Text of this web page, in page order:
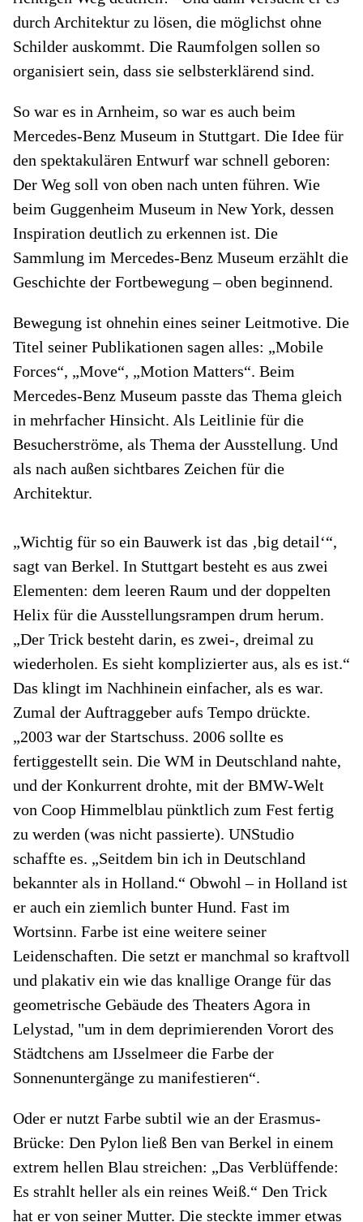
durch Architektur zu lösen, die möglichst ohne
Schilder auskommt. Die Raumfolgen sollen so
organisiert sein, dass sie selbsterklärend sind.
So war es in Arnheim, so war es auch beim
Mercedes-Benz Museum in Stuttgart. Die Idee für
den spektakulären Entwurf war schnell geboren:
Der Weg soll von oben nach unten führen. Wie
beim Guggenheim Museum in New York, dessen
Inspiration deutlich zu erkennen ist. Die
Sammlung im Mercedes-Benz Museum erzählt die
Geschichte der Fortbewegung – oben beginnend.
Bewegung ist ohnehin eines seiner Leitmotive. Die
Titel seiner Publikationen sagen alles: „Mobile
Forces“, „Move“, „Motion Matters“. Beim
Mercedes-Benz Museum passte das Thema gleich
in mehrfacher Hinsicht. Als Leitlinie für die
Besucherströme, als Thema der Ausstellung. Und
als nach außen sichtbares Zeichen für die
Architektur.
„Wichtig für so ein Bauwerk ist das ‚big detail‘“,
sagt van Berkel. In Stuttgart besteht es aus zwei
Elementen: dem leeren Raum und der doppelten
Helix für die Ausstellungsrampen drum herum.
„Der Trick besteht darin, es zwei-, dreimal zu
wiederholen. Es sieht komplizierter aus, als es ist.“
Das klingt im Nachhinein einfacher, als es war.
Zumal der Auftraggeber aufs Tempo drückte.
„2003 war der Startschuss. 2006 sollte es
fertiggestellt sein. Die WM in Deutschland nahte,
und der Konkurrent drohte, mit der BMW-Welt
von Coop Himmelblau pünktlich zum Fest fertig
zu werden (was nicht passierte). UNStudio
schaffte es. „Seitdem bin ich in Deutschland
bekannter als in Holland.“ Obwohl – in Holland ist
er auch ein ziemlich bunter Hund. Fast im
Wortsinn. Farbe ist eine weitere seiner
Leidenschaften. Die setzt er manchmal so kraftvoll
und plakativ ein wie das knallige Orange für das
geometrische Gebäude des Theaters Agora in
Lelystad, "um in dem deprimierenden Vorort des
Städtchens am IJsselmeer die Farbe der
Sonnenuntergänge zu manifestieren“.
Oder er nutzt Farbe subtil wie an der Erasmus-
Brücke: Den Pylon ließ Ben van Berkel in einem
extrem hellen Blau streichen: „Das Verblüffende:
Es strahlt heller als ein reines Weiß.“ Den Trick
hat er von seiner Mutter. Die steckte immer etwas